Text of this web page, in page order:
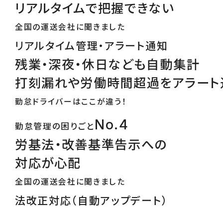
リアルタイムで把握できない
全国の運送会社に聞きました
リアルタイム管理・アラート通知
残業・深夜・休日なども自動集計
打刻漏れや労働時間超過をアラー
勤怠ドライバーはここが違う！
勤怠管理の困りごと No.4
労基法・改善基準告示への
対応が心配
全国の運送会社に聞きました
法改正対応（自動アップデート）